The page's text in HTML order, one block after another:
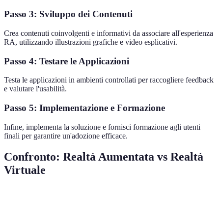
Passo 3: Sviluppo dei Contenuti
Crea contenuti coinvolgenti e informativi da associare all'esperienza
RA, utilizzando illustrazioni grafiche e video esplicativi.
Passo 4: Testare le Applicazioni
Testa le applicazioni in ambienti controllati per raccogliere feedback
e valutare l'usabilità.
Passo 5: Implementazione e Formazione
Infine, implementa la soluzione e fornisci formazione agli utenti
finali per garantire un'adozione efficace.
Confronto: Realtà Aumentata vs Realtà
Virtuale